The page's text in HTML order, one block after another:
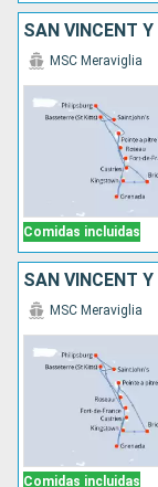
Comidas incluidas
MSC Meraviglia
Comidas incluidas
MSC Meraviglia